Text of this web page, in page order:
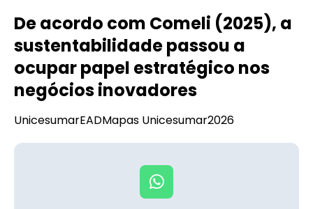
De acordo com Comeli (2025), a
sustentabilidade passou a
ocupar papel estratégico nos
negócios inovadores
UnicesumarEADMapas Unicesumar2026